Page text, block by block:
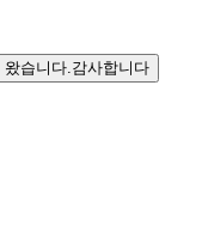
습니다.감사합니다